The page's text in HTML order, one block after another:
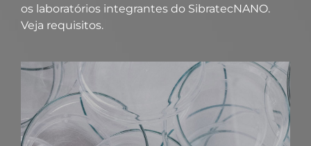
os laboratórios integrantes do SibratecNANO.
Veja requisitos.